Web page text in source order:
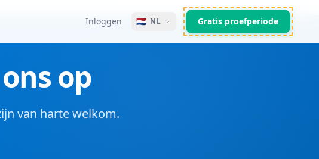
Inloggen 🇳🇱 NL Gratis proefperiode
op
van harte welkom.